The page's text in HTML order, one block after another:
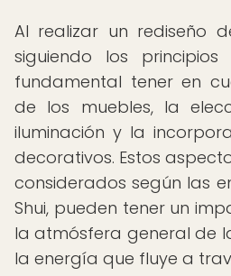
Al realizar un rediseño
siguiendo los
fundamental tener en
de los muebles, la
iluminación y la
decorativos. Estos
considerados según las
Shui, pueden tener un
la atmósfera general de
la energía que fluye a